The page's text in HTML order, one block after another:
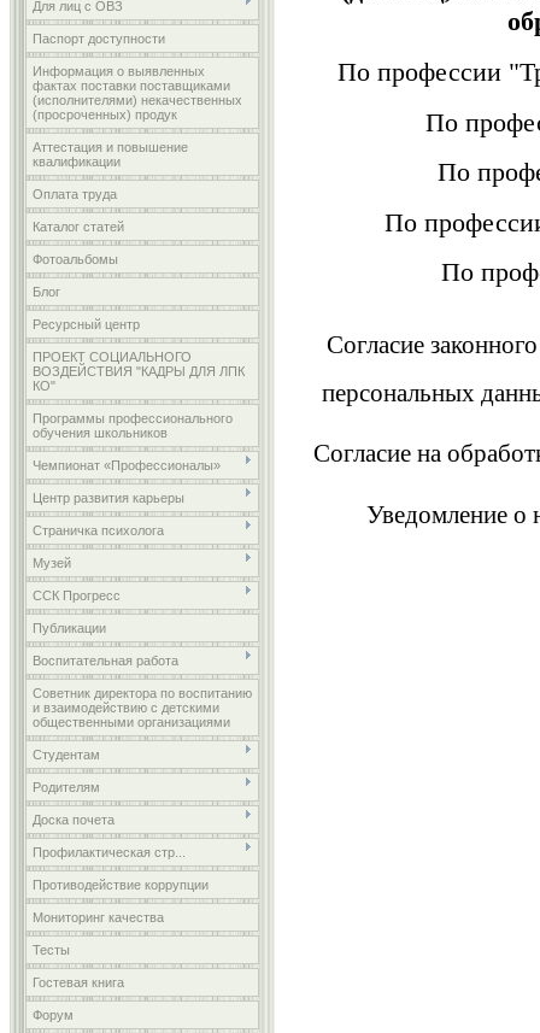
Для лиц с ОВЗ
Паспорт доступности
Информация о выявленных
фактах поставки поставщиками
(исполнителями) некачественных
(просроченных) продук
Аттестация и повышение
квалификации
Оплата труда
Каталог статей
Фотоальбомы
Блог
Ресурсный центр
ПРОЕКТ СОЦИАЛЬНОГО
ВОЗДЕЙСТВИЯ "КАДРЫ ДЛЯ ЛПК
КО"
Программы профессионального
обучения школьников
Чемпионат «Профессионалы»
Центр развития карьеры
Страничка психолога
Музей
ССК Прогресс
Публикации
Воспитательная работа
Советник директора по воспитанию
и взаимодействию с детскими
общественными организациями
Студентам
Родителям
Доска почета
Профилактическая стр...
Противодействие коррупции
Мониторинг качества
Тесты
Гостевая книга
Форум
По профессии
По
По
По
По
Согласие
персональных
Согласие на
Уведомление о